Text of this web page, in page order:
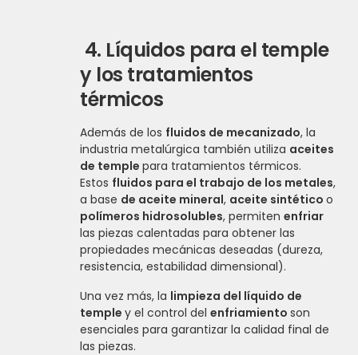
4. Líquidos para el temple
y los tratamientos
térmicos
Además de los fluidos de mecanizado, la
industria metalúrgica también utiliza aceites
de templepara tratamientos térmicos.
Estos fluidos para el trabajo de los metales,
a base de aceite mineral, aceite sintéticoo
polímeros hidrosolubles, permitenenfriar
las piezas calentadas para obtener las
propiedades mecánicas deseadas (dureza,
resistencia, estabilidad dimensional).
Una vez más, la limpieza del líquido de
templey el control delenfriamientoson
esenciales para garantizar la calidad final de
las piezas.